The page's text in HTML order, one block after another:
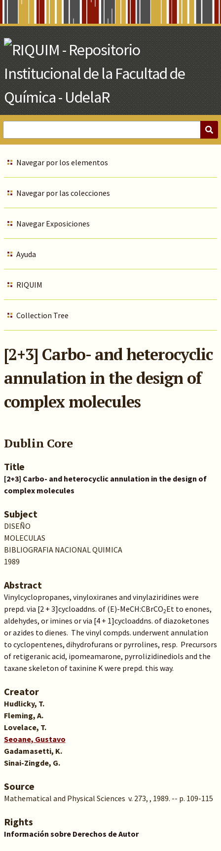
Main
Content
Navegar por los elementos
Navegar por las colecciones
Navegar Exposiciones
Ayuda
RIQUIM
Collection Tree
[2+3] Carbo- and heterocyclic
annulation in the design of
complex molecules
Dublin Core
Title
[2+3] Carbo- and heterocyclic annulation in the design of
complex molecules
Subject
DISEÑO
MOLECULAS
BIBLIOGRAFIA NACIONAL QUIMICA
1989
Abstract
Vinylcyclopropanes, vinyloxiranes and vinylaziridines were
prepd. via [2+ 3]cycloaddns. of (E)-MeCH:CBrCO2Et to enones,
aldehydes, or imines or via [4 + 1]cycloaddns. of diazoketones
or azides to dienes. The vinyl compds. underwentannulation
to cyclopentenes, dihydrofurans or pyrrolines, resp. Precursors
of retigeranic acid, ipomeamarone, pyrrolizidinediols and the
taxane skeleton of taxinine K were prepd. this way.
Creator
Hudlicky, T.
Fleming, A.
Lovelace, T.
Seoane, Gustavo
Gadamasetti, K.
Sinai-Zingde, G.
Source
Mathematical and Physical Sciences v. 273, , 1989. -- p. 109-115
Rights
Información sobre Derechos de Autor